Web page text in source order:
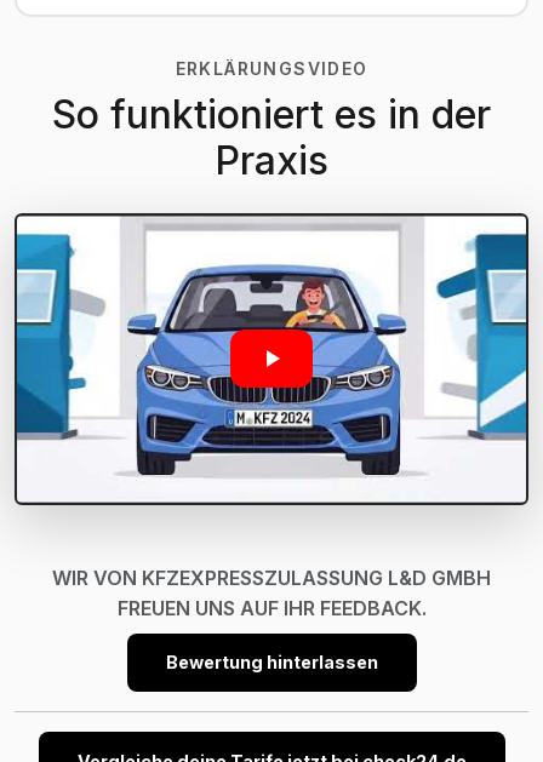
ERKLÄRUNGSVIDEO
So funktioniert es in der
Praxis
WIR VON KFZEXPRESSZULASSUNG L&D GMBH
FREUEN UNS AUF IHR FEEDBACK.
Bewertung hinterlassen